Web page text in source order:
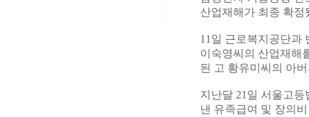
산업재해가 최종 확정
11일 근로복지공단과
이숙영씨의 산업재해
된 고 황유미씨의 아
지난달 21일 서울고
낸 유족급여 및 장의